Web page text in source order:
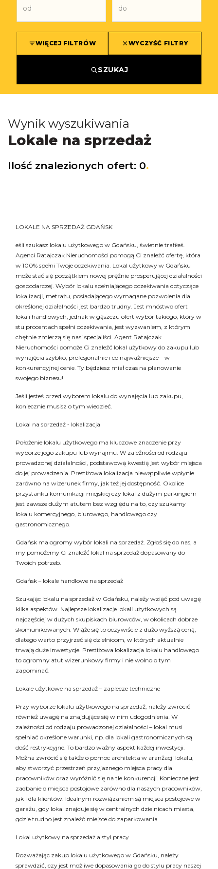
WIĘCEJ FILTRÓW WYCZYŚĆ FILTRY
SZUKAJ
Wynik wyszukiwania
Lokale na sprzedaż
Ilość znalezionych ofert: 0
LOKALE NA SPRZEDAŻ GDAŃSK
eśli szukasz lokalu użytkowego w Gdańsku, świetnie trafiłeś.
Agenci Ratajczak Nieruchomości pomogą Ci znaleźć ofertę, która
w 100% spełni Twoje oczekiwania. Lokal użytkowy w Gdańsku
może stać się początkiem nowej prężnie prosperującej działalności
gospodarczej. Wybór lokalu spełniającego oczekiwania dotyczące
lokalizacji, metrażu, posiadającego wymagane pozwolenia dla
określonej działalności jest bardzo trudny. Jest mnóstwo ofert
lokali handlowych, jednak w gąszczu ofert wybór takiego, który w
stu procentach spełni oczekiwania, jest wyzwaniem, z którym
chętnie zmierzą się nasi specjaliści. Agent Ratajczak
Nieruchomości pomoże Ci znaleźć lokal użytkowy do zakupu lub
wynajęcia szybko, profesjonalnie i co najważniejsze – w
konkurencyjnej cenie. Ty będziesz miał czas na planowanie
swojego biznesu!
Jeśli jesteś przed wyborem lokalu do wynajęcia lub zakupu,
koniecznie musisz o tym wiedzieć.
Lokal na sprzedaż - lokalizacja
Położenie lokalu użytkowego ma kluczowe znaczenie przy
wyborze jego zakupu lub wynajmu. W zależności od rodzaju
prowadzonej działalności, podstawową kwestią jest wybór miejsca
do jej prowadzenia. Prestiżowa lokalizacja niewątpliwie wpłynie
zarówno na wizerunek firmy, jak też jej dostępność. Okolice
przystanku komunikacji miejskiej czy lokal z dużym parkingiem
jest zawsze dużym atutem bez względu na to, czy szukamy
lokalu komercyjnego, biurowego, handlowego czy
gastronomicznego.
Gdańsk ma ogromy wybór lokali na sprzedaż. Zgłoś się do nas, a
my pomożemy Ci znaleźć lokal na sprzedaż dopasowany do
Twoich potrzeb.
Gdańsk – lokale handlowe na sprzedaż
Szukając lokalu na sprzedaż w Gdańsku, należy wziąć pod uwagę
kilka aspektów. Najlepsze lokalizacje lokali użytkowych są
najczęściej w dużych skupiskach biurowców, w okolicach dobrze
skomunikowanych. Wiąże się to oczywiście z dużo wyższą ceną,
dlatego warto przyjrzeć się dzielnicom, w których aktualnie
trwają duże inwestycje. Prestiżowa lokalizacja lokalu handlowego
to ogromny atut wizerunkowy firmy i nie wolno o tym
zapominać.
Lokale użytkowe na sprzedaż – zaplecze techniczne
Przy wyborze lokalu użytkowego na sprzedaż, należy zwrócić
również uwagę na znajdujące się w nim udogodnienia. W
zależności od rodzaju prowadzonej działalności – lokal musi
spełniać określone warunki, np. dla lokali gastronomicznych są
dość restrykcyjne. To bardzo ważny aspekt każdej inwestycji.
Można zwrócić się także o pomoc architekta w aranżacji lokalu,
aby stworzyć przestrzeń przyjaznego miejsca pracy dla
pracowników oraz wyróżnić się na tle konkurencji. Konieczne jest
zadbanie o miejsca postojowe zarówno dla naszych pracowników,
jak i dla klientów. Idealnym rozwiązaniem są miejsca postojowe w
garażu, gdy lokal znajduje się w centralnych dzielnicach miasta,
gdzie trudno jest znaleźć miejsce do zaparkowania.
Lokal użytkowy na sprzedaż a styl pracy
Rozważając zakup lokalu użytkowego w Gdańsku, należy
sprawdzić, czy jest możliwe dopasowania go do stylu pracy naszej